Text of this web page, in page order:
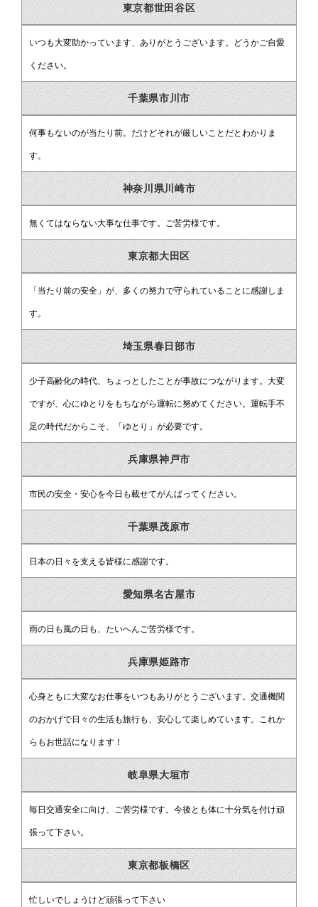
東京都世田谷区
いつも大変助かっています、ありがとうございます。どうかご自愛
ください。
千葉県市川市
何事もないのが当たり前。だけどそれが厳しいことだとわかりま
す。
神奈川県川崎市
無くてはならない大事な仕事です。ご苦労様です。
東京都大田区
「当たり前の安全」が、多くの努力で守られていることに感謝しま
す。
埼玉県春日部市
少子高齢化の時代、ちょっとしたことが事故につながります。大変
ですが、心にゆとりをもちながら運転に努めてください。運転手不
足の時代だからこそ、「ゆとり」が必要です。
兵庫県神戸市
市民の安全・安心を今日も載せてがんばってください。
千葉県茂原市
日本の日々を支える皆様に感謝です。
愛知県名古屋市
雨の日も風の日も、たいへんご苦労様です。
兵庫県姫路市
心身ともに大変なお仕事をいつもありがとうございます。交通機関
のおかげで日々の生活も旅行も、安心して楽しめています。これか
らもお世話になります！
岐阜県大垣市
毎日交通安全に向け、ご苦労様です。今後とも体に十分気を付け頑
張って下さい。
東京都板橋区
忙しいでしょうけど頑張って下さい